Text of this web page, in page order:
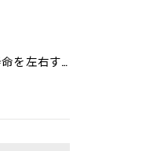
モーターの寿命を左右する劣化症状と用途別の交換時期を徹底解説